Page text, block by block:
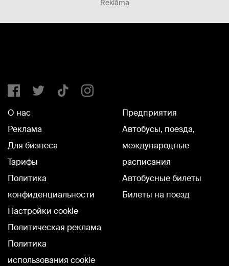
Reklāma
О нас
Реклама
Для бизнеса
Тарифы
Политика
конфиденциальности
Настройки cookie
Политическая реклама
Политика
использования cookie
Предприятия
Автобусы, поезда,
международные
расписания
Автобусные билеты
Билеты на поезд